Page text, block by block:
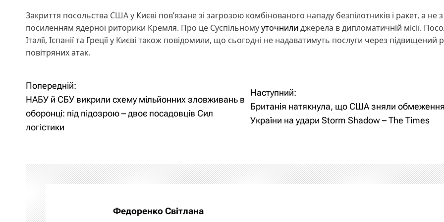
Закриття посольства США у Києві пов’язане зі ​​загрозою комбінованого нападу безпілотників і ракет, а не з
посиленням ядерної риторики Кремля. Про це Суспільномууточнили джерела в дипломатичній місії.
Італії, Іспанії та Греції у Києві також повідомили, що сьогодні не надаватимуть послуги через підвищений
повітряних атак.
Н
а
в
г
а
ц
Попередній:
НАБУ й СБУ викрили схему мільйонних зловживань в
оборонці: під підозрою – двоє посадовців Сил
логістики
Наступний:
Британія натякнула, що США зняли
України на удари Storm Shadow – The Times
Федоренко Світлана